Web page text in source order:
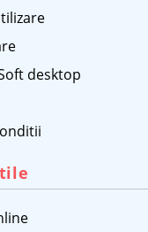
desktop